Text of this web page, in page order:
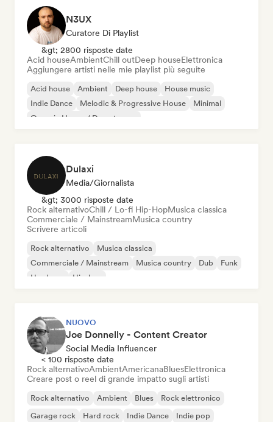
N3UX
Curatore Di Playlist
&gt; 2800 risposte date
Acid houseAmbientChill outDeep houseElettronica
Aggiungere artisti nelle mie playlist più seguite
Acid house Ambient Deep house
House music
Indie Dance
Melodic & Progressive House
Minimal
Organic House / Downtempo
Dulaxi
Media/Giornalista
&gt; 3000 risposte date
Rock alternativoChill / Lo-fi Hip-HopMusica classica
Commerciale / MainstreamMusica country
Scrivere articoli
Rock alternativo
Musica classica
Commerciale / Mainstream
Musica country Dub
Funk
Hardcore
Hip-hop
NUOVO
Joe Donnelly - Content Creator
Social Media Influencer
< 100 risposte date
Rock alternativoAmbientAmericanaBluesElettronica
Creare post o reel di grande impatto sugli artisti
Rock alternativo Ambient Blues
Rock elettronico
Garage rock
Hard rock Indie Dance Indie pop